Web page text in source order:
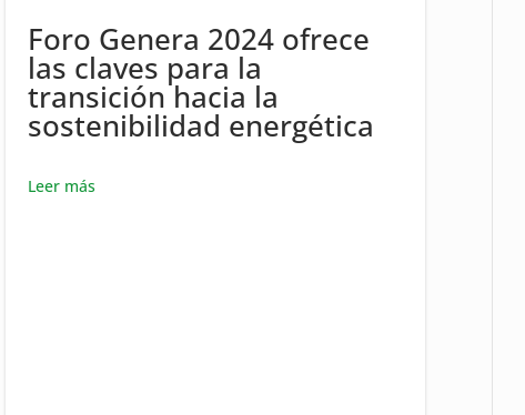
Foro Genera 2024 ofrece
las claves para la
transición hacia la
sostenibilidad energética
Leer más